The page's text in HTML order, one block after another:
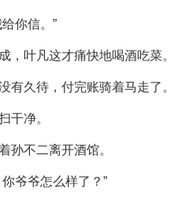
你信。”
，叶凡这才痛快地喝酒吃菜。
有久待，付完账骑着马走了。
干净。
孙不二离开酒馆。
你爷爷怎么样了？”